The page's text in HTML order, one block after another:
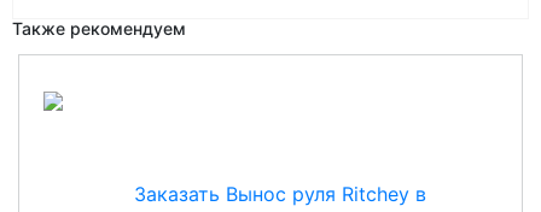
Также рекомендуем